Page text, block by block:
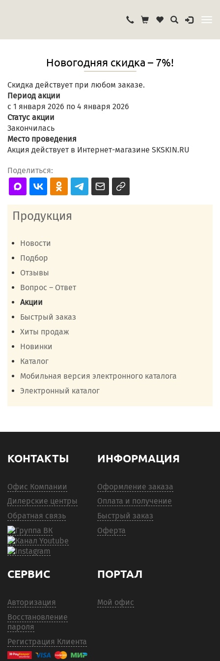
Новогодняя скидка – 7%!
Скидка действует при любом заказе.
Период акции
с 1 января 2026 по 4 января 2026
Статус акции
Закончилась
Место проведения
Акция действует в Интернет-магазине SKSKIN.RU
Поделиться:
Продукция
Новости
Подбор
Отзывы
Вопрос – Ответ
Акции
Быстрый заказ
Хиты продаж
Новинки
Каталог
Мобильная версия электронного каталога
Электронный каталог
КОНТАКТЫ
Офис Компании
Дилерские центры
Обратная связь
ИНФОРМАЦИЯ
Оформление заказа
Оплата и получение
Быстрый заказ
Оферта
СЕРВИС
Авторизация
Восстановление
пароля
Регистрация Клиента
ПОРТАЛ
Мой офис